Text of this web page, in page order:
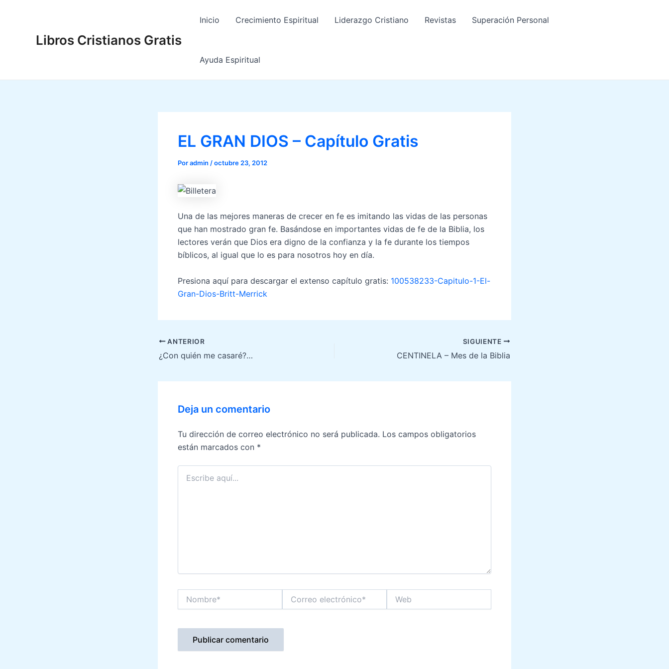
Libros Cristianos Gratis
Inicio Crecimiento Espiritual Liderazgo Cristiano Revistas Superación Personal
Ayuda Espiritual
EL GRAN DIOS – Capítulo Gratis
Poradmin /octubre 23, 2012
Una de las mejores maneras de crecer en fe es imitando las vidas de las personas
que han mostrado gran fe. Basándose en importantes vidas de fe de la Biblia, los
lectores verán que Dios era digno de la confianza y la fe durante los tiempos
bíblicos, al igual que lo es para nosotros hoy en día.
Presiona aquí para descargar el extenso capítulo gratis: 100538233-Capitulo-1-El-
Gran-Dios-Britt-Merrick
Navegación
de
ANTERIOR
¿Con quién me casaré?…
SIGUIENTE
CENTINELA – Mes de la Biblia
Deja un comentario
Tu dirección de correo electrónico no será publicada. Los campos obligatorios
están marcados con *
Escribe
aquí...
electrónico*